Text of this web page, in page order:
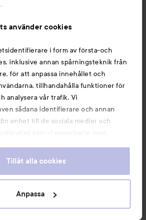
använder cookies
i form av första-och
inklusive annan spårningsteknik från
för att anpassa innehållet och
tillhandahålla funktioner för
analysera vår trafik. Vi
sådana identifierare och annan
enhet till de sociala medier och
som vi samarbetar med.
har tillhandahållit eller som de har
användande av vår webbplats.
hur du kan ändra inställningarna för
Tillåt alla cookies
Anpassa
gillar